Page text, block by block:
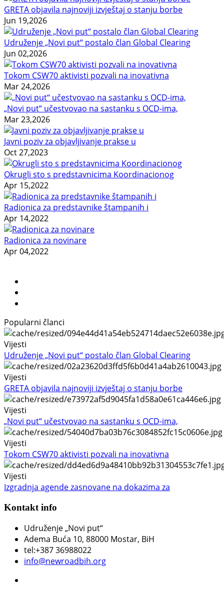
GRETA objavila najnoviji izvještaj o stanju borbe
Jun 19,2026
Udruženje „Novi put“ postalo član Global Clearing
Jun 02,2026
Tokom CSW70 aktivisti pozvali na inovativna
Mar 24,2026
„Novi put“ učestvovao na sastanku s OCD-ima,
Mar 23,2026
Javni poziv za objavljivanje prakse u
Oct 27,2023
Okrugli sto s predstavnicima Koordinacionog
Apr 15,2022
Radionica za predstavnike štampanih i
Apr 14,2022
Radionica za novinare
Apr 04,2022
Popularni članci
Vijesti
Udruženje „Novi put“ postalo član Global Clearing
Vijesti
GRETA objavila najnoviji izvještaj o stanju borbe
Vijesti
„Novi put“ učestvovao na sastanku s OCD-ima,
Vijesti
Tokom CSW70 aktivisti pozvali na inovativna
Vijesti
Izgradnja agende zasnovane na dokazima za
Kontakt info
Udruženje „Novi put“
Adema Buća 10, 88000 Mostar, BiH
tel:+387 36988022
info@newroadbih.org